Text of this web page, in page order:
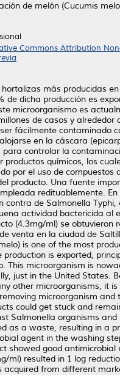
de melón (Cucumis
Commons Attribution
más producidas
de dicha producción es
microorganismo es
de casos y
fácilmente contaminado
en la cáscara
controlar la
productos químicos, los
por el uso de
producto. Una fuente
redituablemente.
contra de Salmonella
actividad bactericida
(4.3mg/ml) se
venta en la ciudad de
is one of the most
is exported,
This microorganism is
just in the United States.
other microorganisms, it
microorganism
could get stuck and
Salmonella organisms
as a waste, resulting in a
agent in the washing
showed good
ml) resulted in 1 log
from different